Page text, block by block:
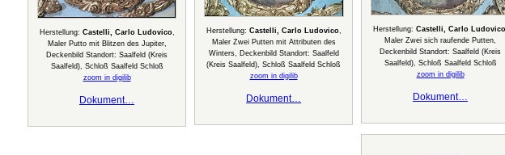
Herstellung: Castelli, Carlo Ludovico,
Maler Putto mit Blitzen des Jupiter,
Deckenbild Standort: Saalfeld (Kreis
Saalfeld), Schloß Saalfeld Schloß
zoom in digilib
Dokument…
Herstellung: Castelli, Carlo Ludovico,
Maler Zwei Putten mit Attributen des
Winters, Deckenbild Standort: Saalfeld
(Kreis Saalfeld), Schloß Saalfeld Schloß
zoom in digilib
Dokument…
Herstellung: Castelli, Carlo Ludovico
Maler Zwei sich raufende Putten,
Deckenbild Standort: Saalfeld (Kreis
Saalfeld), Schloß Saalfeld Schloß
zoom in digilib
Dokument…